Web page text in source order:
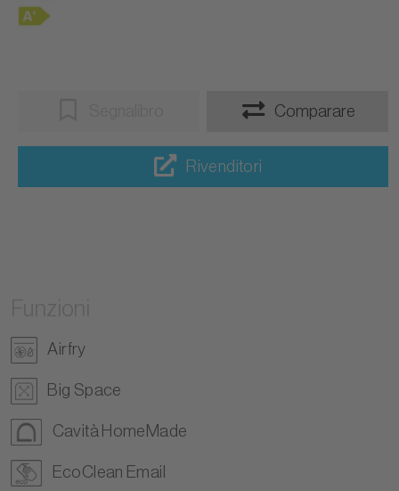
Comparare
Rivenditori
Airfry
Big Space
Cavità HomeMade
EcoClean Email